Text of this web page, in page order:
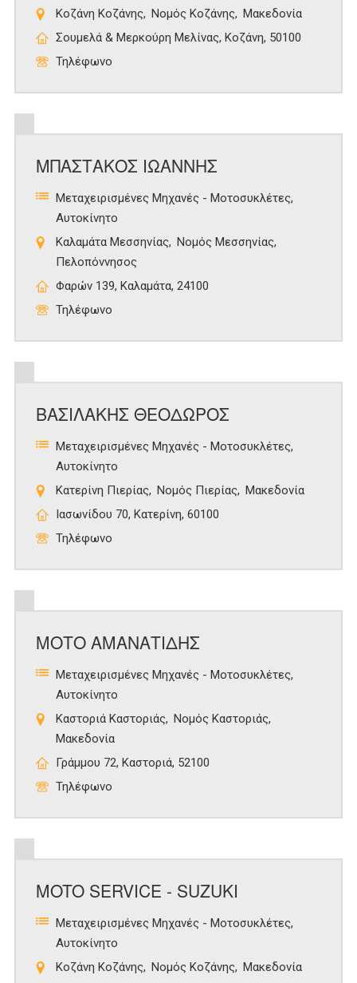
Κοζάνη Κοζάνης
Νομός Κοζάνης
Μακεδονία
Σουμελά & Μερκούρη Μελίνας, Κοζάνη, 50100
Τηλέφωνο
ΜΠΑΣΤΑΚΟΣ ΙΩΑΝΝΗΣ
Μεταχειρισμένες Μηχανές - Μοτοσυκλέτες
Αυτοκίνητο
Καλαμάτα Μεσσηνίας
Νομός Μεσσηνίας
Πελοπόννησος
Φαρών 139, Καλαμάτα, 24100
Τηλέφωνο
ΒΑΣΙΛΑΚΗΣ ΘΕΟΔΩΡΟΣ
Μεταχειρισμένες Μηχανές - Μοτοσυκλέτες
Αυτοκίνητο
Κατερίνη Πιερίας
Νομός Πιερίας
Μακεδονία
Ιασωνίδου 70, Κατερίνη, 60100
Τηλέφωνο
ΜΟΤΟ ΑΜΑΝΑΤΙΔΗΣ
Μεταχειρισμένες Μηχανές - Μοτοσυκλέτες
Αυτοκίνητο
Καστοριά Καστοριάς
Νομός Καστοριάς
Μακεδονία
Γράμμου 72, Καστοριά, 52100
Τηλέφωνο
MOTO SERVICE - SUZUKI
Μεταχειρισμένες Μηχανές - Μοτοσυκλέτες
Αυτοκίνητο
Κοζάνη Κοζάνης
Νομός Κοζάνης Μακεδονία